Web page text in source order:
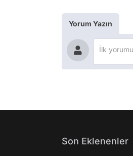
Yorum Yazın
Son Eklenenler